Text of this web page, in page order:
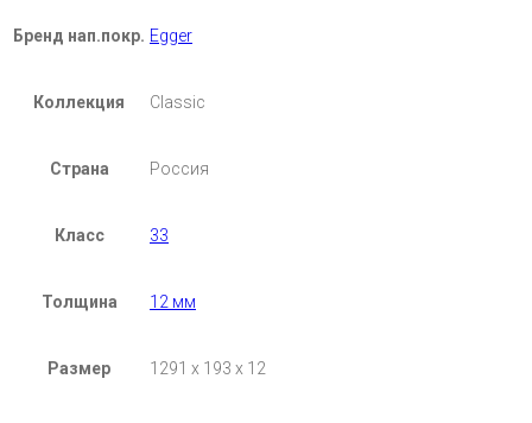
Бренд нап.покр. Egger
Коллекция Classic
Страна Россия
Класс 33
Толщина 12 мм
Размер 1291 х 193 х 12